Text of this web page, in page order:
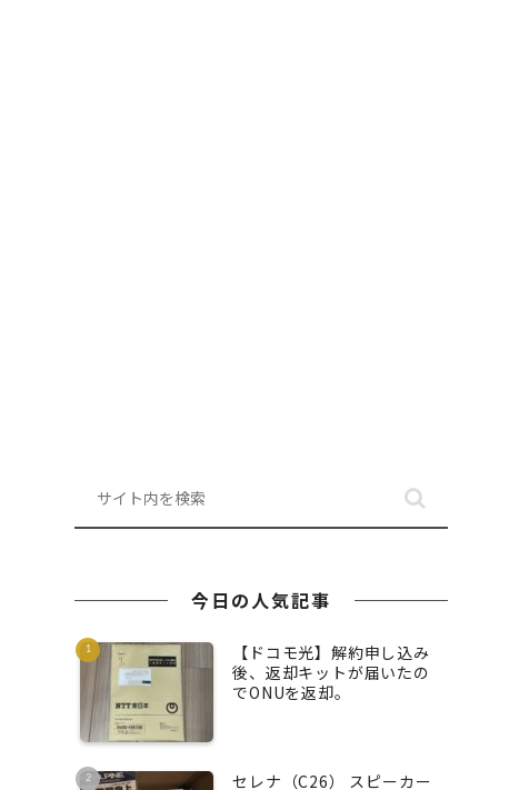
今日の人気記事
【ドコモ光】解約申し込み
後、返却キットが届いたの
でONUを返却。
セレナ（C26） スピーカー